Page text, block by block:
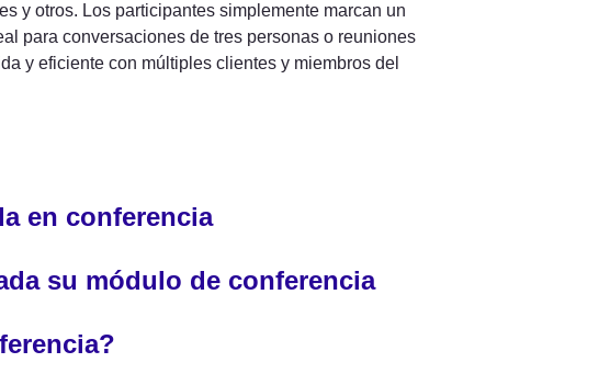
y otros. Los participantes simplemente marcan un
para conversaciones de tres personas o reuniones
y eficiente con múltiples clientes y miembros del
en conferencia
su módulo de conferencia